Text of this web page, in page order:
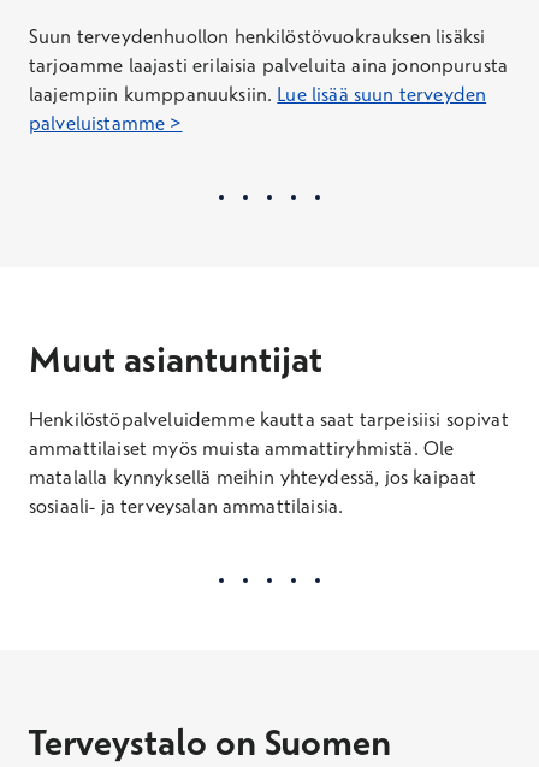
Suun terveydenhuollon henkilöstövuokrauksen lisäksi
tarjoamme laajasti erilaisia palveluita aina jononpurusta
laajempiin kumppanuuksiin. Lue lisää suun terveyden
palveluistamme >
Muut asiantuntijat
Henkilöstöpalveluidemme kautta saat tarpeisiisi sopivat
ammattilaiset myös muista ammattiryhmistä. Ole
matalalla kynnyksellä meihin yhteydessä, jos kaipaat
sosiaali- ja terveysalan ammattilaisia.
Terveystalo on Suomen